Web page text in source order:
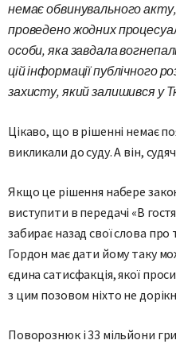
немає обвинувального
проведено жодних
особи, яка завдала
цій інформації публічного
захисту, який залишився у
Цікаво, що в рішенні немає
викликали до суду. А він,
Якщо це рішення набере
виступити в передачі «В
забирає назад свої слова
Гордон має дати йому таку
єдина сатисфакція, якої
з цим позовом ніхто не
Поворознюк і 33 мільйони